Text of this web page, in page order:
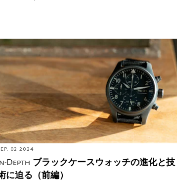
Depth: ブラックケースウォッチの進化と技術に迫
（前編）
02 2024
Depth ブラックケースウォッチの進化と技
に迫る（前編）